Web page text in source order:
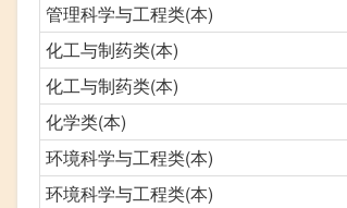
管理科学与工程类(本)
化工与制药类(本)
化工与制药类(本)
化学类(本)
环境科学与工程类(本)
环境科学与工程类(本)